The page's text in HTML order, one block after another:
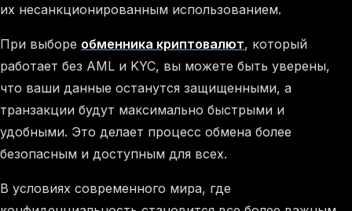
их несанкционированным использованием.
При выборе обменника криптовалют, который
работает без AML и KYC, вы можете быть уверены,
что ваши данные останутся защищенными, а
транзакции будут максимально быстрыми и
удобными. Это делает процесс обмена более
безопасным и доступным для всех.
В условиях современного мира, где